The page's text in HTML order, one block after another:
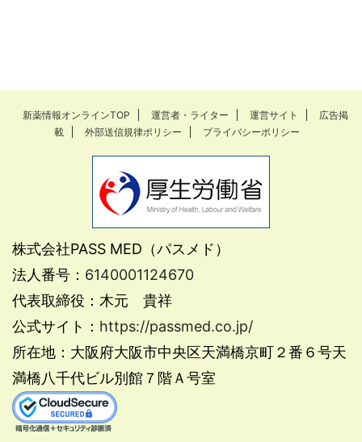
新薬情報オンラインTOP 運営者・ライター 運営サイト
広告掲
載
外部送信規律ポリシー プライバシーポリシー
株式会社PASS MED（パスメド）
法人番号： 6140001124670
代表取締役：木元 貴祥
公式サイト： https://passmed.co.jp/
所在地：大阪府大阪市中央区天満橋京町２番６号天
満橋八千代ビル別館７階Ａ号室